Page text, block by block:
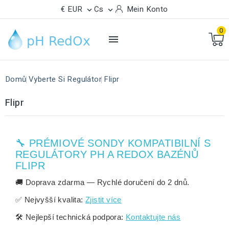
€ EUR  Cs  Mein Konto

0
Domů Vyberte Si Regulátor Flipr
Flipr
🔧 PRÉMIOVÉ SONDY KOMPATIBILNÍ S
REGULÁTORY PH A REDOX BAZÉNŮ
FLIPR
🚚 Doprava zdarma — Rychlé doručení do 2 dnů.
✅ Nejvyšší kvalita: Zjistit více
🛠️ Nejlepší technická podpora: Kontaktujte nás